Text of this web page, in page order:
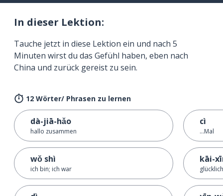
In dieser Lektion:
Tauche jetzt in diese Lektion ein und nach 5
Minuten wirst du das Gefühl haben, eben nach
China und zurück gereist zu sein.
12 Wörter/ Phrasen zu lernen
dà-jiā-hǎo
hallo zusammen
wǒ shì
ich bin; ich war
cì
...Mal
kāi-